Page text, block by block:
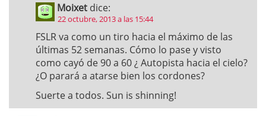
Moixet dice:
22 octubre, 2013 a las 15:44
FSLR va como un tiro hacia el máximo de las
últimas 52 semanas. Cómo lo pase y visto
como cayó de 90 a 60 ¿ Autopista hacia el cielo?
¿O parará a atarse bien los cordones?
Suerte a todos. Sun is shinning!